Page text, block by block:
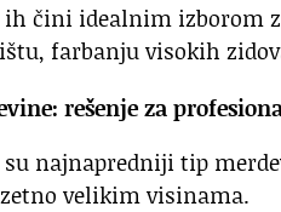
čini idealnim izborom
farbanju visokih
rešenje za
najnapredniji tip
velikim visinama.